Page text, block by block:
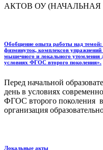
АКТОВ ОУ (НАЧАЛЬНАЯ
Обобщение опыта работы над темой:
физминуток, комплексов упражнений
мышечного и локального утомления
условиях ФГОС второго поколения».
Перед начальной
день в условиях
ФГОС второго поколения
организация
Локальные акты